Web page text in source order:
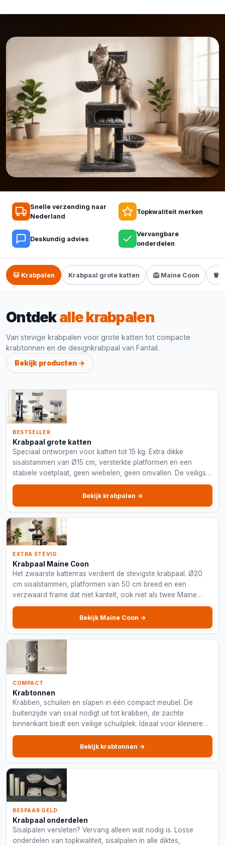
Snelle verzending naar
Nederland
Topkwaliteit merken
Deskundig advies
Vervangbare
onderdelen
🐱 Krabpalen Krabpaal grote katten 🦁 Maine Coon 🪣
Ontdekalle krabpalen
Van stevige krabpalen voor grote katten tot compacte
krabtonnen en de designkrabpaal van Fantail.
Bekijk producten →
BESTSELLER
Krabpaal grote katten
Speciaal ontworpen voor katten tot 15 kg. Extra dikke
sisalstammen van Ø15 cm, versterkte platformen en een
stabiele voetplaat, geen wiebelen, geen omvallen. De veiligste
keuze voor je grote kat.
Bekijk krabpalen →
EXTRA STEVIG
Krabpaal Maine Coon
Het zwaarste kattenras verdient de stevigste krabpaal. Ø20
cm sisalstammen, platformen van 50 cm breed en een
verzwaard frame dat niet kantelt, ook niet als twee Maine
Coons tegelijk klimmen.
Bekijk Maine Coon →
COMPACT
Krabtonnen
Krabben, schuilen en slapen in één compact meubel. De
buitenzijde van sisal nodigt uit tot krabben, de zachte
binnenkant biedt een veilige schuilplek. Ideaal voor kleinere
ruimtes of als aanvulling op een krabpaal.
Bekijk krabtonnen →
BESPAAR GELD
Krabpaal onderdelen
Sisalpalen versleten? Vervang alleen wat nodig is. Losse
onderdelen van topkwaliteit, sisalpalen in alle diktes,